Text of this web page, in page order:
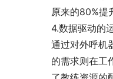
原来的80%提
4.数据驱动的
通过对外呼机
的需求则在工